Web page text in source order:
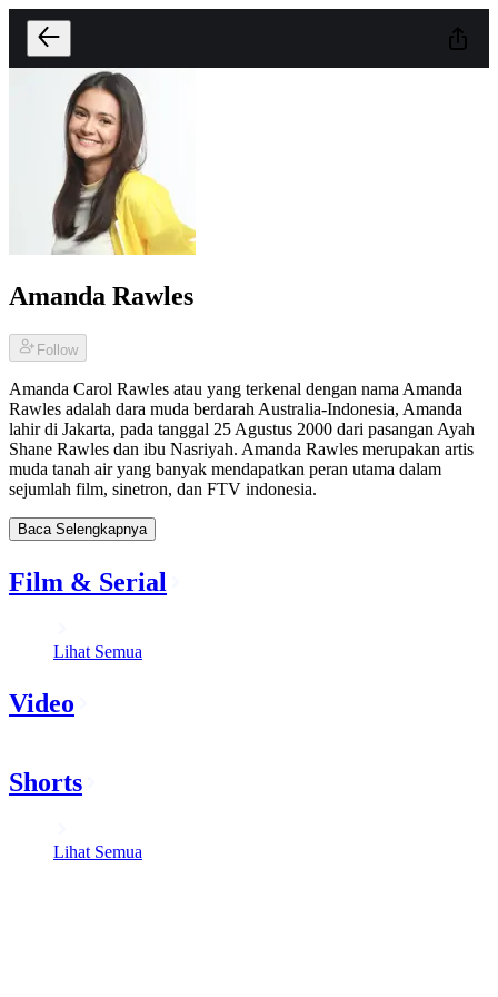
Amanda Rawles
Follow
Amanda Carol Rawles atau yang terkenal dengan nama Amanda
Rawles adalah dara muda berdarah Australia-Indonesia, Amanda
lahir di Jakarta, pada tanggal 25 Agustus 2000 dari pasangan Ayah
Shane Rawles dan ibu Nasriyah. Amanda Rawles merupakan artis
muda tanah air yang banyak mendapatkan peran utama dalam
sejumlah film, sinetron, dan FTV indonesia.
Baca Selengkapnya
Film & Serial
Lihat Semua
Video
Shorts
Lihat Semua